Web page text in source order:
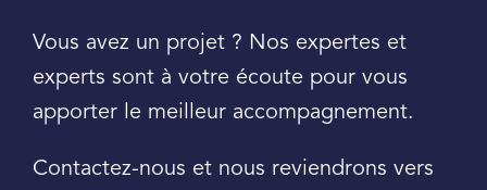
Vous avez un projet ? Nos expertes et
experts sont à votre écoute pour vous
apporter le meilleur accompagnement.
Contactez-nous et nous reviendrons vers